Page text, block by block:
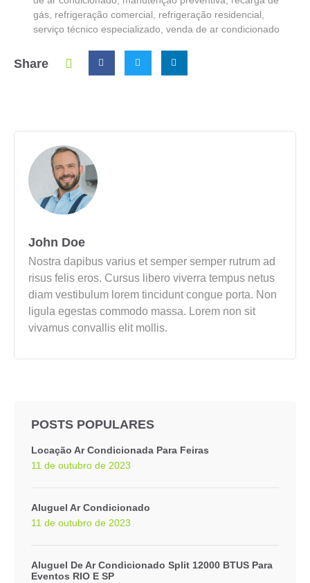
gás refrigeração comercial refrigeração residencial
serviço técnico especializado venda de ar condicionado
Share
John Doe
Nostra dapibus varius et semper semper rutrum ad
risus felis eros. Cursus libero viverra tempus netus
diam vestibulum lorem tincidunt congue porta. Non
ligula egestas commodo massa. Lorem non sit
vivamus convallis elit mollis.
POSTS POPULARES
Locação Ar Condicionada Para Feiras
11 de outubro de 2023
Aluguel Ar Condicionado
11 de outubro de 2023
Aluguel De Ar Condicionado Split 12000 BTUS Para
Eventos RIO E SP